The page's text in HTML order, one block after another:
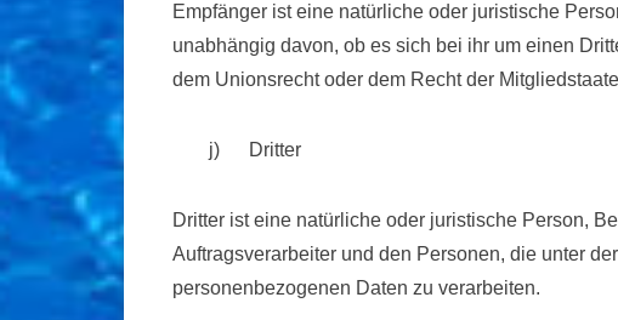
Empfänger ist eine natürliche oder juristische
unabhängig davon, ob es sich bei ihr um einen
dem Unionsrecht oder dem Recht der
j) Dritter
Dritter ist eine natürliche oder juristische Person,
Auftragsverarbeiter und den Personen, die unter
personenbezogenen Daten zu verarbeiten.